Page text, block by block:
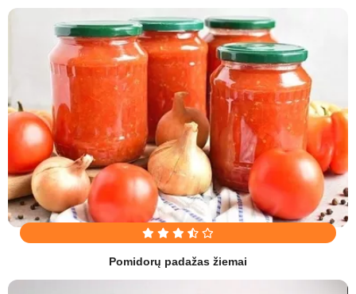
Pomidorų padažas žiemai